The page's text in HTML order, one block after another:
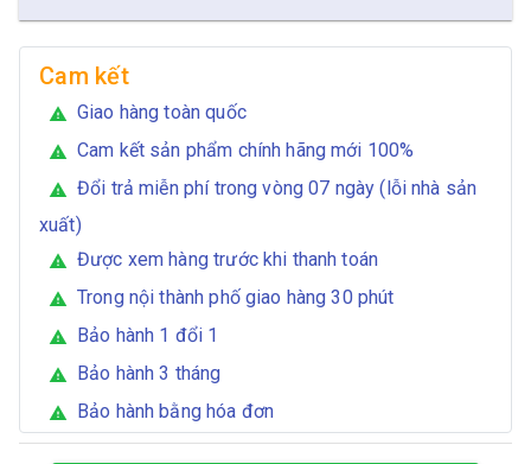
Cam kết
warning Giao hàng toàn quốc
warning Cam kết sản phẩm chính hãng mới 100%
warning
Đổi trả miễn phí trong vòng 07 ngày (lỗi nhà sản
xuất)
warning Được xem hàng trước khi thanh toán
warning Trong nội thành phố giao hàng 30 phút
warning Bảo hành 1 đổi 1
warning Bảo hành 3 tháng
warning Bảo hành bằng hóa đơn